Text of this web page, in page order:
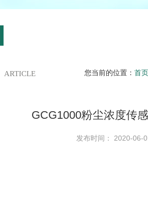
ARTICLE 您当前的位置： 首页
GCG1000粉尘浓度传
发布时间： 2020-